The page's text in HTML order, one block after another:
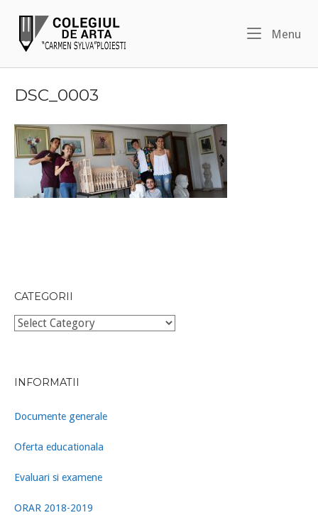
content
Menu
DSC_0003
CATEGORII
Categorii
INFORMATII
Documente generale
Oferta educationala
Evaluari si examene
ORAR 2018-2019